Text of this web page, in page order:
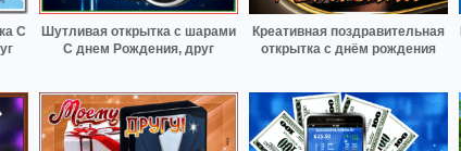
С
Шутливая открытка с шарами
С днем Рождения, друг
Креативная поздравительная
открытка с днём рождения